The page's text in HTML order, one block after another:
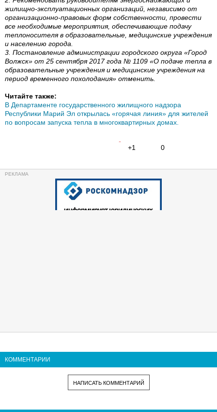
жилищно-эксплуатационных организаций, независимо от
организационно-правовых форм собственности, провести
все необходимые мероприятия, обеспечивающие подачу
теплоносителя в образовательные, медицинские учреждения
и населению города.
3. Постановление администрации городского округа «Город
Волжск» от 25 сентября 2017 года № 1109 «О подаче тепла в
образовательные учреждения и медицинские учреждения на
период временного похолодания» отменить.
Читайте также:
В Департаменте государственного жилищного надзора
Республики Марий Эл открылась «горячая линия» для жителей
по вопросам запуска тепла в многоквартирных домах.
+1 0
КОММЕНТАРИИ
НАПИСАТЬ КОММЕНТАРИЙ